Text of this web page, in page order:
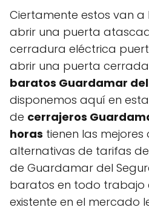
Ciertamente estos van
abrir una puerta
cerradura eléctrica
abrir una puerta
baratos Guardamar
disponemos aquí en
de cerrajeros
horas tienen las mejores
alternativas de tarifas
de Guardamar del
baratos en todo trabajo
existente en el mercado